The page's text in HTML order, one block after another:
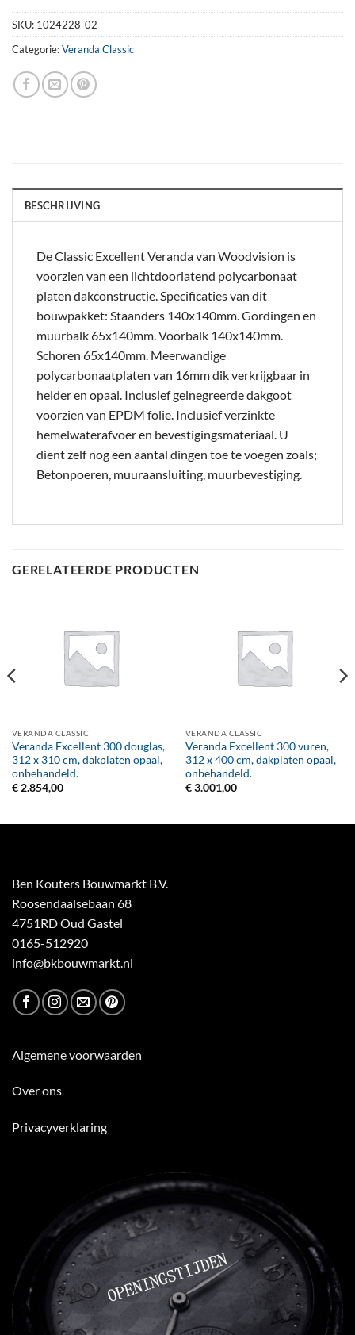
SKU: 1024228-02
Categorie:Veranda Classic
BESCHRIJVING
De Classic Excellent Veranda van Woodvision is
voorzien van een lichtdoorlatend polycarbonaat
platen dakconstructie. Specificaties van dit
bouwpakket: Staanders 140x140mm. Gordingen en
muurbalk 65x140mm. Voorbalk 140x140mm.
Schoren 65x140mm. Meerwandige
polycarbonaatplaten van 16mm dik verkrijgbaar in
helder en opaal. Inclusief geinegreerde dakgoot
voorzien van EPDM folie. Inclusief verzinkte
hemelwaterafvoer en bevestigingsmateriaal. U
dient zelf nog een aantal dingen toe te voegen zoals;
Betonpoeren, muuraansluiting, muurbevestiging.
GERELATEERDE PRODUCTEN
VERANDA CLASSIC
Veranda Excellent 300 douglas,
312 x 310 cm, dakplaten opaal,
onbehandeld.
€2.854,00
VERANDA CLASSIC
Veranda Excellent 300 vuren,
312 x 400 cm, dakplaten opaal,
onbehandeld.
€3.001,00
Ben Kouters Bouwmarkt B.V.
Roosendaalsebaan 68
4751RD Oud Gastel
0165-512920
info@bkbouwmarkt.nl
Algemene voorwaarden
Over ons
Privacyverklaring